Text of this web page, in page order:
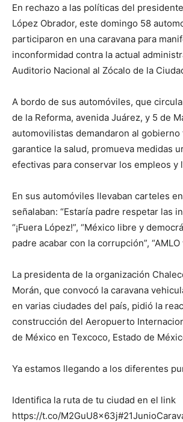
En rechazo a las políticas del
López Obrador, este domingo 58
participaron en una caravana para
inconformidad contra la actual
Auditorio Nacional al Zócalo de la
A bordo de sus automóviles, que
de la Reforma, avenida Juárez, y 5 de
automovilistas demandaron al gobierno
garantice la salud, promueva medidas
efectivas para conservar los empleos y
En sus automóviles llevaban carteles
señalaban: “Estaría padre respetar las
“¡Fuera López!”, “México libre y
padre acabar con la corrupción”, “AMLO
La presidenta de la organización
Morán, que convocó la caravana
en varias ciudades del país, pidió la
construcción del Aeropuerto
de México en Texcoco, Estado de
Ya estamos llegando a los diferentes
Identifica la ruta de tu ciudad en el link
https://t.co/